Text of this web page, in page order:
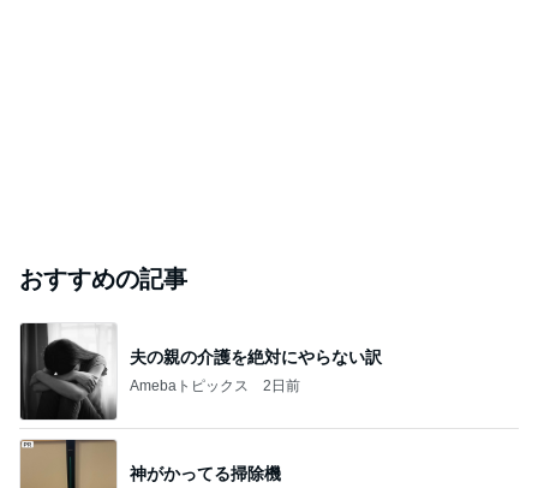
おすすめの記事
夫の親の介護を絶対にやらない訳
Amebaトピックス 2日前
神がかってる掃除機